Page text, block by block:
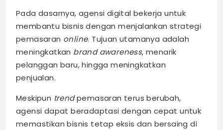
Pada dasarnya, agensi digital bekerja untuk
membantu bisnis dengan menjalankan strategi
pemasaran online. Tujuan utamanya adalah
meningkatkan brand awareness, menarik
pelanggan baru, hingga meningkatkan
penjualan.
Meskipun trendpemasaran terus berubah,
agensi dapat beradaptasi dengan cepat untuk
memastikan bisnis tetap eksis dan bersaing di